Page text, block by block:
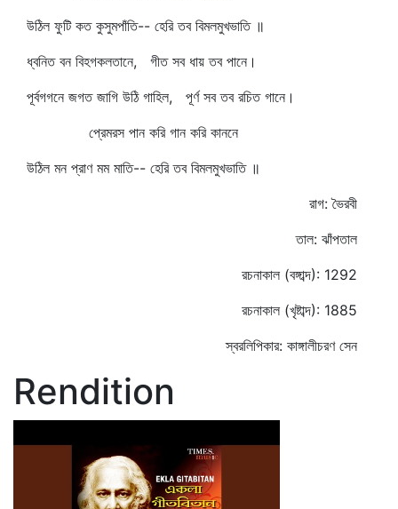
উঠিল ফুটি কত কুসুমপাঁতি-- হেরি তব বিমলমুখভাতি ॥
ধ্বনিত বন বিহগকলতানে, গীত সব ধায় তব পানে।
পূর্বগগনে জগত জাগি উঠি গাহিল, পূর্ণ সব তব রচিত গানে।
প্রেমরস পান করি গান করি কাননে
উঠিল মন প্রাণ মম মাতি-- হেরি তব বিমলমুখভাতি ॥
রাগ: ভৈরবী
তাল: ঝাঁপতাল
রচনাকাল (বঙ্গাব্দ): 1292
রচনাকাল (খৃষ্টাব্দ): 1885
স্বরলিপিকার: কাঙ্গালীচরণ সেন
Rendition